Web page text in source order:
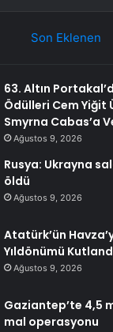
Son Eklenen
63. Altın
Ödülleri Cem Yiğit
Smyrna Cabas’a
Ağustos 9, 2026
Rusya: Ukrayna
öldü
Ağustos 9, 2026
Atatürk’ün
Yıldönümü
Ağustos 9, 2026
Gaziantep’te 4,5
mal operasyonu